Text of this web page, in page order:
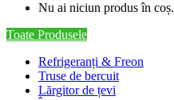
Nu ai niciun produs în coș.
Toate Produsele
Refrigeranți & Freon
Truse de bercuit
Lărgitor de țevi